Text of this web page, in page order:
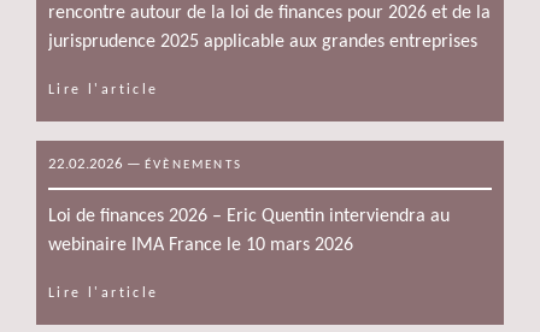
rencontre autour de la loi de finances pour 2026 et de la
jurisprudence 2025 applicable aux grandes entreprises
Lire l'article
22.02.2026 — ÉVÈNEMENTS
Loi de finances 2026 – Eric Quentin interviendra au
webinaire IMA France le 10 mars 2026
Lire l'article